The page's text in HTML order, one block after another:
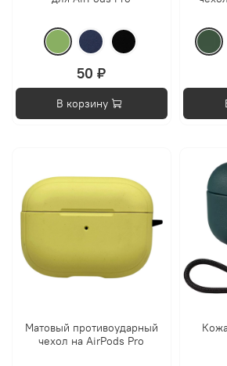
50 ₽
В корзину
Матовый противоударный
чехол на AirPods Pro